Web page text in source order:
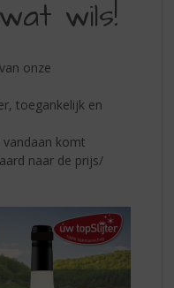
wils!
onze
toegankelijk en
komt
naar de prijs/